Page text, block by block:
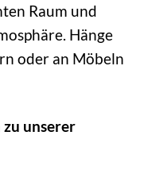
Raum und
Hänge
oder an Möbeln
zu unserer